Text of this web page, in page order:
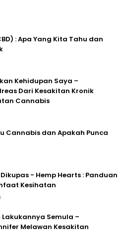
: Apa Yang Kita Tahu dan
Kehidupan Saya –
Dari Kesakitan Kronik
Cannabis
Cannabis dan Apakah Punca
- Hemp Hearts : Panduan
Kesihatan
Lakukannya Semula –
Melawan Kesakitan